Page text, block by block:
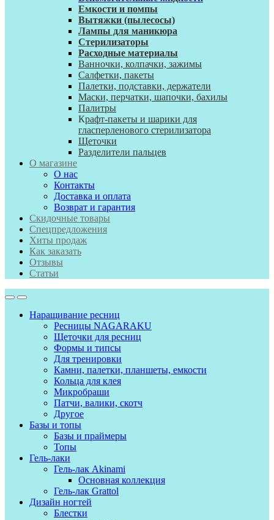
Емкости и помпы
Вытяжки (пылесосы)
Лампы для маникюра
Стерилизаторы
Расходные материалы
Ванночки, колпачки, зажимы
Салфетки, пакеты
Палетки, подставки, держатели
Маски, перчатки, шапочки, бахилы
Палитры
Крафт-пакеты и шарики для
гласперленового стерилизатора
Щеточки
Разделители пальцев
О магазине
О нас
Контакты
Доставка и оплата
Возврат и гарантия
Скидочные товары
Спецпредложения
Хиты продаж
Как заказать
Отзывы
Статьи
Наращивание ресниц
Ресницы NAGARAKU
Щеточки для ресниц
Формы и типсы
Для тренировки
Камни, палетки, планшеты, емкости
Кольца для клея
Микробраши
Патчи, валики, скотч
Другое
Базы и топы
Базы и праймеры
Топы
Гель-лаки
Гель-лак Akinami
Основная коллекция
Гель-лак Grattol
Дизайн ногтей
Блестки